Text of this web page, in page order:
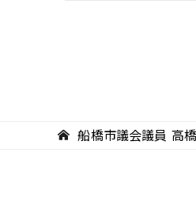
船橋市議会議員 高